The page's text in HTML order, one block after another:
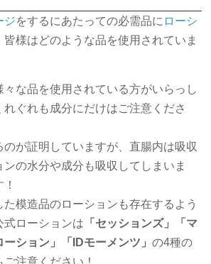
ジをするにあたっての必需品に ローシ
皆様はどのような品を使用されていま
な品を使用されている方がいらっし
れぐれも成分にだけはご注意くださ
のが証明していますが、直腸内は吸収
の水分や成分も吸収してしまいま
模造品のローションも存在するよう
式ローションは 「セッションズ」「マ
ーション」「IDモーメンツ」の4種の
注意ください！